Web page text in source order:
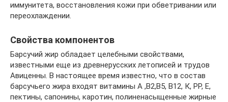
иммунитета, восстановления кожи при обветривании или
переохлаждении.
Свойства компонентов
Барсучий жир обладает целебными свойствами,
известными еще из древнерусских летописей и трудов
Авиценны. В настоящее время известно, что в состав
барсучьего жира входят витамины А ,В2,В5, В12, К, РР, Е,
пектины, сапонины, каротин, полиненасыщенные жирные